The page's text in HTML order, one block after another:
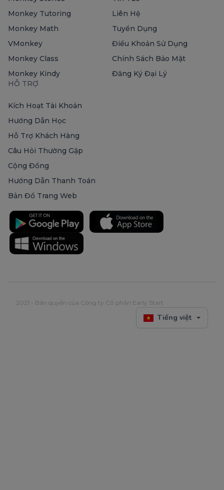
Monkey Tutoring
Monkey Math
VMonkey
Monkey Class
Monkey Kindy
Liên Hệ
Tuyển Dụng
Điều Khoản Sử Dụng
Chính Sách Bảo Mật
Đăng Ký Đại Lý
HỖ TRỢ
Kích Hoạt Tài Khoản
Hướng Dẫn Học
Hỗ Trợ Khách Hàng
Câu Hỏi Thường Gặp
Cộng Đồng
Hướng Dẫn Thanh Toán
Bản Đồ Trang Web
2021 - Bản quyền của Công ty Cổ phần Early Start
Tiếng việt